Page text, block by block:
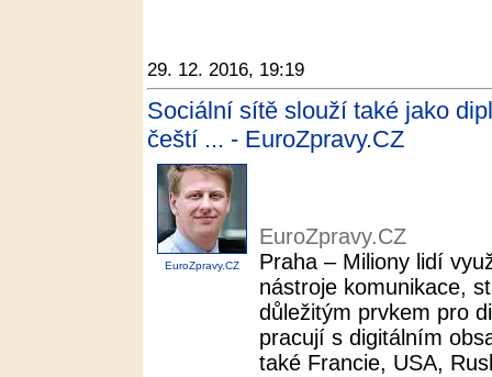
29. 12. 2016, 19:19
Sociální sítě slouží také jako
čeští ... - EuroZpravy.CZ
EuroZpravy.CZ
EuroZpravy.CZ
Praha – Miliony lidí
nástroje komunikace,
důležitým prvkem pro
pracují s digitálním
také Francie, USA,